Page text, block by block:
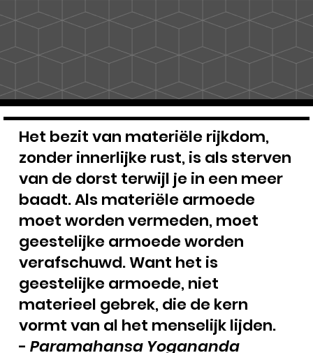
Het bezit van materiële rijkdom,
zonder innerlijke rust, is als sterven
van de dorst terwijl je in een meer
baadt. Als materiële armoede
moet worden vermeden, moet
geestelijke armoede worden
verafschuwd. Want het is
geestelijke armoede, niet
materieel gebrek, die de kern
vormt van al het menselijk lijden.
- Paramahansa Yogananda